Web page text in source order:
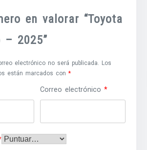
en valorar “Toyota
– 2025”
electrónico no será publicada.
Los
están marcados con*
Correo electrónico*